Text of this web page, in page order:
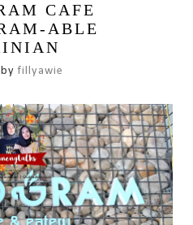
CAFE
ABLE
byfillyawie